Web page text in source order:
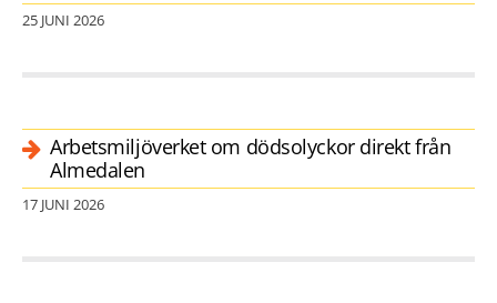
25 JUNI 2026
Arbetsmiljöverket om dödsolyckor direkt från
Almedalen
17 JUNI 2026